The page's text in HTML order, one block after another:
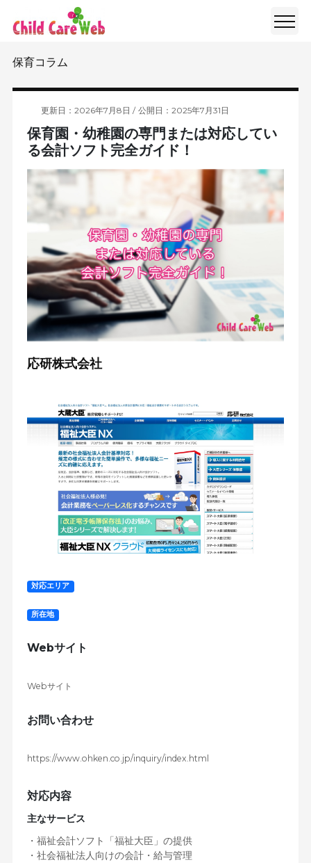
保育コラム
更新日：2026年7月8日 公開日：2025年7月31日
保育園・幼稚園の専門または対応してい
る会計ソフト完全ガイド！
応研株式会社
対応エリア
所在地
Webサイト
Webサイト
お問い合わせ
https://www.ohken.co.jp/inquiry/index.html
対応内容
主なサービス
・福祉会計ソフト「福祉大臣」の提供
・社会福祉法人向けの会計・給与管理